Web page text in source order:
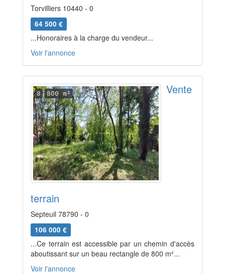
Torvilliers 10440 - 0
64 500 €
...Honoraires à la charge du vendeur...
Voir l'annonce
8 800 m² Vente
terrain
Septeuil 78790 - 0
106 000 €
...Ce terrain est accessible par un chemin d'accès
aboutissant sur un beau rectangle de 800 m²...
Voir l'annonce